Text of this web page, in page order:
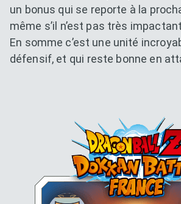
un bonus qui se reporte à la
même s’il n’est pas très
En somme c’est une unité
défensif, et qui reste bonne en
Dokkan